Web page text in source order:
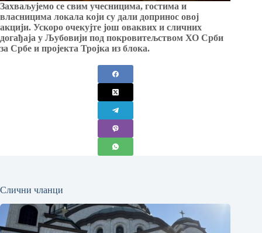
Захваљујемо се свим учесницима, гостима и
власницима локала који су дали допринос овој
акцији. Ускоро очекујте још оваквих и сличних
догађаја у Љубовији под покровитељством ХО Срби
за Србе и пројекта Тројка из блока.
Слични чланци